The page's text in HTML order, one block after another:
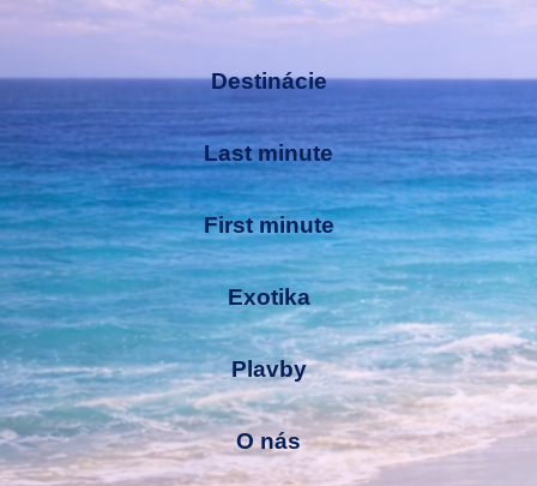
Destinácie
Last minute
First minute
Exotika
Plavby
O nás